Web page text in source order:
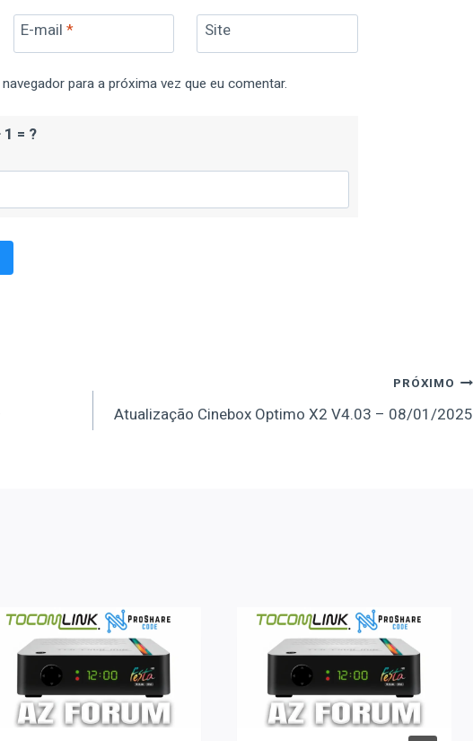
E-mail* Site
para a próxima vez que eu comentar.
1 = ?
PRÓXIMO
Atualização Cinebox Optimo X2 V4.03 – 08/01/2025